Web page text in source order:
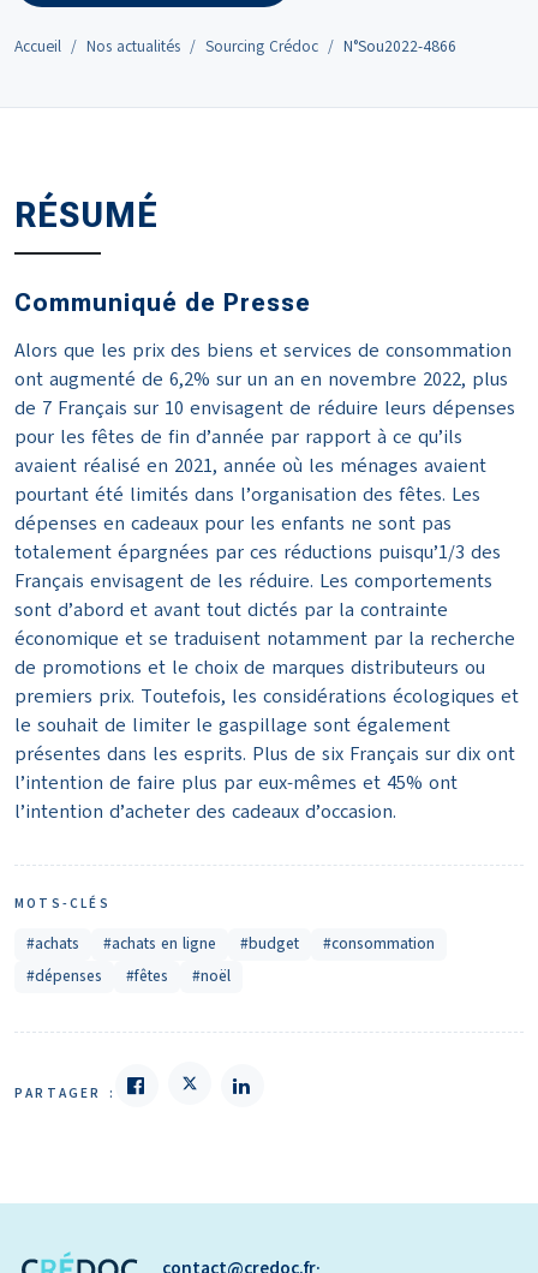
Accueil Nos actualités Sourcing Crédoc N°Sou2022-4866
RÉSUMÉ
Communiqué de Presse
Alors que les prix des biens et services de consommation
ont augmenté de 6,2% sur un an en novembre 2022, plus
de 7 Français sur 10 envisagent de réduire leurs dépenses
pour les fêtes de fin d’année par rapport à ce qu’ils
avaient réalisé en 2021, année où les ménages avaient
pourtant été limités dans l’organisation des fêtes. Les
dépenses en cadeaux pour les enfants ne sont pas
totalement épargnées par ces réductions puisqu’1/3 des
Français envisagent de les réduire. Les comportements
sont d’abord et avant tout dictés par la contrainte
économique et se traduisent notamment par la recherche
de promotions et le choix de marques distributeurs ou
premiers prix. Toutefois, les considérations écologiques et
le souhait de limiter le gaspillage sont également
présentes dans les esprits. Plus de six Français sur dix ont
l’intention de faire plus par eux-mêmes et 45% ont
l’intention d’acheter des cadeaux d’occasion.
MOTS-CLÉS
#achats #achats en ligne #budget
#consommation
#dépenses
#fêtes #noël
PARTAGER :